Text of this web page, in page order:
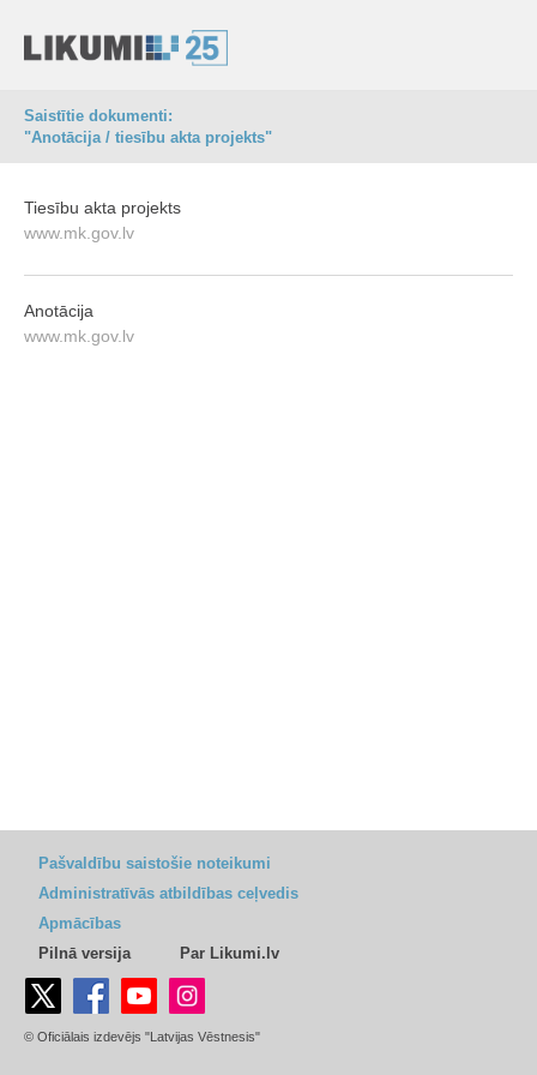
Saistītie dokumenti:
"Anotācija / tiesību akta projekts"
Tiesību akta projekts
www.mk.gov.lv
Anotācija
www.mk.gov.lv
Pašvaldību saistošie noteikumi
Administratīvās atbildības ceļvedis
Apmācības
Pilnā versija
Par Likumi.lv
© Oficiālais izdevējs "Latvijas Vēstnesis"